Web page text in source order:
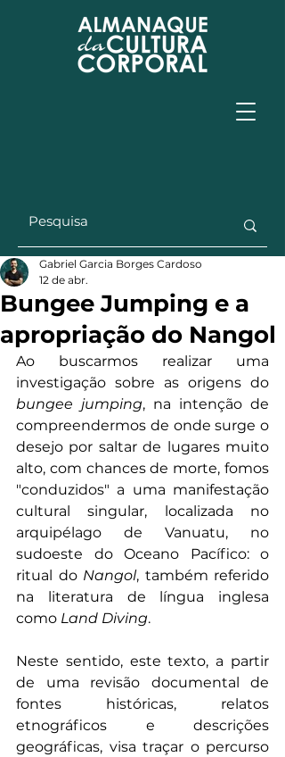
Bungee Jumping e a
apropriação do Nangol
Gabriel Garcia Borges Cardoso
12 de abr.
Ao buscarmos realizar uma
bungee jumping, na intenção de
compreendermos de onde surge o
desejo por saltar de lugares muito
alto, com chances de morte, fomos
"conduzidos" a uma manifestação
cultural singular, localizada no
arquipélago de Vanuatu, no
sudoeste do Oceano Pacífico: o
ritual do Nangol, também referido
na literatura de língua inglesa
como Land Diving.
Neste sentido, este texto, a partir
de uma revisão documental de
fontes históricas, relatos
etnográficos e descrições
geográficas, visa traçar o percurso